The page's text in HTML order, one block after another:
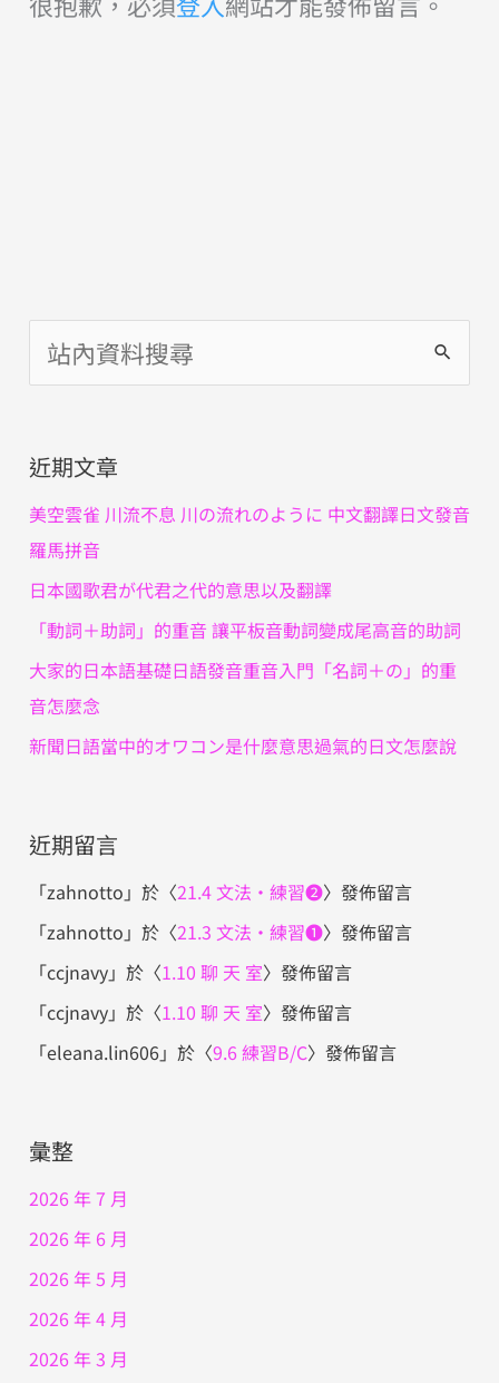
尋
鍵
字
:
近期文章
美空雲雀 川流不息 川の流れのように 中文翻譯日文發音
羅馬拼音
日本國歌君が代君之代的意思以及翻譯
「動詞＋助詞」的重音 讓平板音動詞變成尾高音的助詞
大家的日本語基礎日語發音重音入門「名詞＋の」的重
音怎麼念
新聞日語當中的オワコン是什麼意思過氣的日文怎麼說
近期留言
「zahnotto 」於〈21.4 文法・練習❷〉發佈留言
「zahnotto 」於〈21.3 文法・練習❶〉發佈留言
「ccjnavy」於〈1.10 聊 天 室〉發佈留言
「ccjnavy」於〈1.10 聊 天 室〉發佈留言
「eleana.lin606」於〈9.6 練習B/C〉發佈留言
彙整
2026 年 7 月
2026 年 6 月
2026 年 5 月
2026 年 4 月
2026 年 3 月